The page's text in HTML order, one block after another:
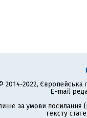
2014-2022, Європейська
E-mail
за умови посилання
тексту